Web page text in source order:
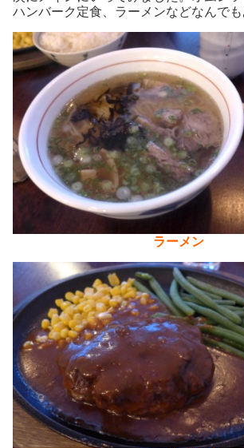
ハンバーク定食、ラーメンなどなんでも
ラーメン